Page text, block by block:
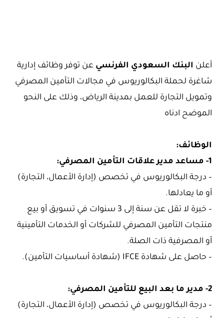
أعلن البنك السعودي الفرنسي عن توفر وظائف إدارية
شاغرة لحملة البكالوريوس في مجالات التأمين المصرفي
وتمويل التجارة للعمل بمدينة الرياض، وذلك على النحو
الموضح ادناه
الوظائف:
1- مساعد مدير علاقات التأمين المصرفي:
– درجة البكالوريوس في تخصص (إدارة الأعمال، التجارة)
أو ما يعادلها.
– خبرة لا تقل عن سنة إلى 3 سنوات في تسويق أو بيع
منتجات التأمين المصرفي للشركات أو الخدمات التأمينية
أو المصرفية ذات الصلة.
– حاصل على شهادة IFCE (شهادة أساسيات التأمين).
2- مدير ما بعد البيع للتأمين المصرفي:
– درجة البكالوريوس في تخصص (إدارة الأعمال، التجارة)